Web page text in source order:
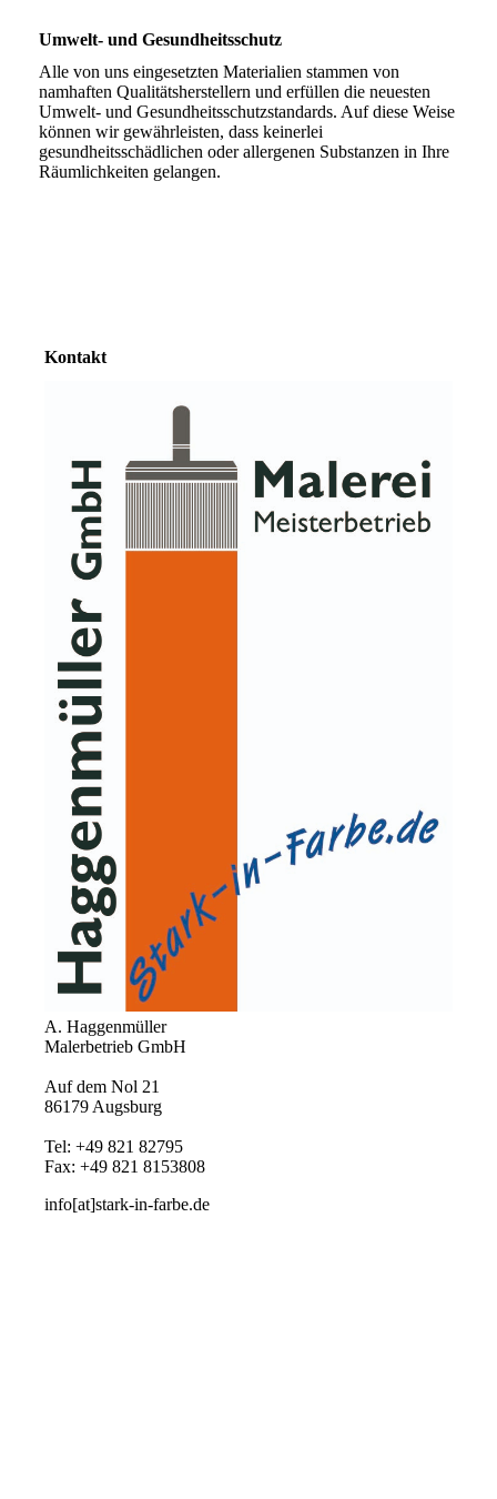
Umwelt- und Gesundheitsschutz
Alle von uns eingesetzten Materialien stammen von
namhaften Qualitätsherstellern und erfüllen die neuesten
Umwelt- und Gesundheitsschutzstandards. Auf diese Weise
können wir gewährleisten, dass keinerlei
gesundheitsschädlichen oder allergenen Substanzen in Ihre
Räumlichkeiten gelangen.
Kontakt
A. Haggenmüller
Malerbetrieb GmbH
Auf dem Nol 21
86179 Augsburg
Tel: +49 821 82795
Fax: +49 821 8153808
info[at]stark-in-farbe.de